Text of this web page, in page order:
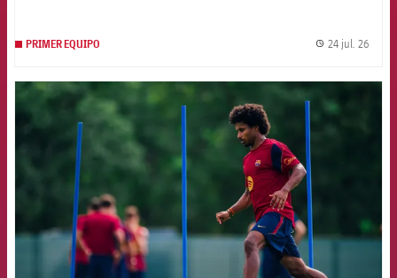
PRIMER EQUIPO 24 jul. 26
FCB Barcelona badge